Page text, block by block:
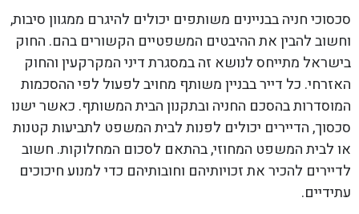
סכסוכי חניה בבניינים משותפים יכולים להיגרם ממגוון סיבות,
וחשוב להבין את ההיבטים המשפטיים הקשורים בהם. החוק
בישראל מתייחס לנושא זה במסגרת דיני המקרקעין והחוק
האזרחי. כל דייר בבניין משותף מחויב לפעול לפי ההסכמות
המוסדרות בהסכם החניה ובתקנון הבית המשותף. כאשר ישנו
סכסוך, הדיירים יכולים לפנות לבית המשפט לתביעות קטנות
או לבית המשפט המחוזי, בהתאם לסכום המחלוקות. חשוב
לדיירים להכיר את זכויותיהם וחובותיהם כדי למנוע חיכוכים
עתידיים.